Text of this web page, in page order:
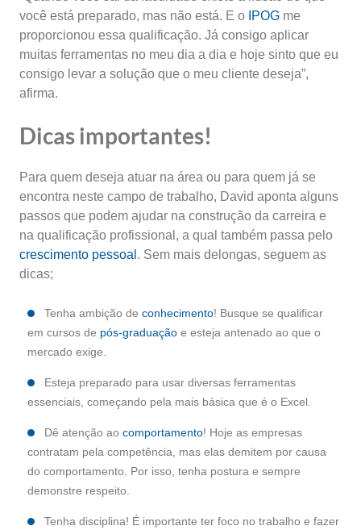
você está preparado, mas não está. E o IPOG me
proporcionou essa qualificação. Já consigo aplicar
muitas ferramentas no meu dia a dia e hoje sinto que eu
consigo levar a solução que o meu cliente deseja”,
afirma.
Dicas importantes!
Para quem deseja atuar na área ou para quem já se
encontra neste campo de trabalho, David aponta alguns
passos que podem ajudar na construção da carreira e
na qualificação profissional, a qual também passa pelo
crescimento pessoal . Sem mais delongas, seguem as
dicas;
Tenha ambição de conhecimento! Busque se qualificar
em cursos de pós-graduação e esteja antenado ao que o
mercado exige.
Esteja preparado para usar diversas ferramentas
essenciais, começando pela mais básica que é o Excel.
Dê atenção ao comportamento! Hoje as empresas
contratam pela competência, mas elas demitem por causa
do comportamento. Por isso, tenha postura e sempre
demonstre respeito.
Tenha disciplina! É importante ter foco no trabalho e fazer